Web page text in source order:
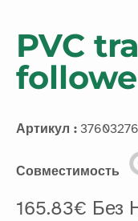
PVC
Артикул :
Совместимость
165.83€ Без